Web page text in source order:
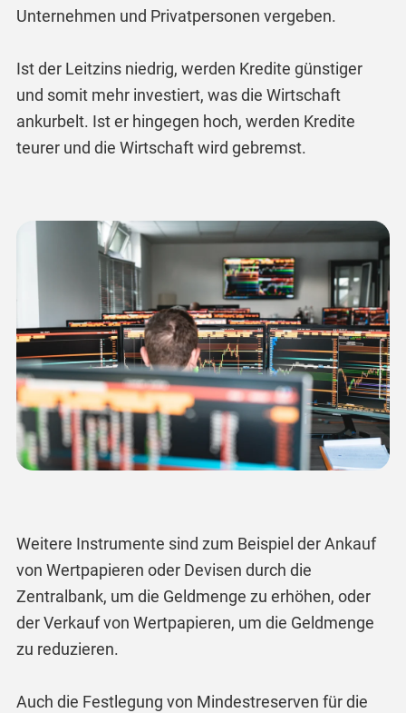
Unternehmen und Privatpersonen vergeben.
Ist der Leitzins niedrig, werden Kredite günstiger
und somit mehr investiert, was die Wirtschaft
ankurbelt. Ist er hingegen hoch, werden Kredite
teurer und die Wirtschaft wird gebremst.
Weitere Instrumente sind zum Beispiel der Ankauf
von Wertpapieren oder Devisen durch die
Zentralbank, um die Geldmenge zu erhöhen, oder
der Verkauf von Wertpapieren, um die Geldmenge
zu reduzieren.
Auch die Festlegung von Mindestreserven für die